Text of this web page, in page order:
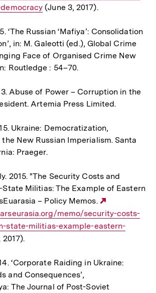
(June 3, 2017).
‘The Russian ‘Mafiya’: Consolidation
in: M. Galeotti (ed.), Global Crime
Face of Organised Crime New
Routledge : 54–70.
Abuse of Power – Corruption in the
Artemia Press Limited.
Ukraine: Democratization,
New Russian Imperialism. Santa
Praeger.
2015. "The Security Costs and
Militias: The Example of Eastern
– Policy Memos.
Link:
memo/security-costs-
state-militias-example-eastern-
2017).
‘Corporate Raiding in Ukraine:
and Consequences’,
The Journal of Post-Soviet